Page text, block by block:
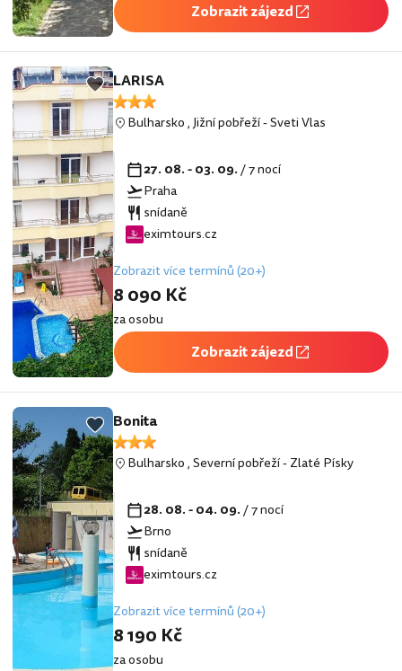
Zobrazit zájezd
LARISA
Bulharsko,Jižní pobřeží-Sveti Vlas
27. 08. - 03. 09./ 7 nocí
Praha
snídaně
eximtours.cz
Zobrazit více termínů (20+)
8 090 Kč
za osobu
Zobrazit zájezd
Bonita
Bulharsko,Severní pobřeží-Zlaté Písky
28. 08. - 04. 09./ 7 nocí
Brno
snídaně
eximtours.cz
Zobrazit více termínů (20+)
8 190 Kč
za osobu